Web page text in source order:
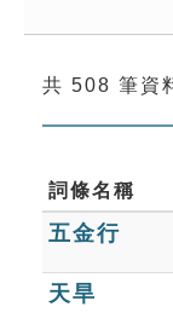
成語故事
索引選單
單字索引
生命大百科
遊戲專區
共 508 筆資
詞條名稱
五金行
天旱